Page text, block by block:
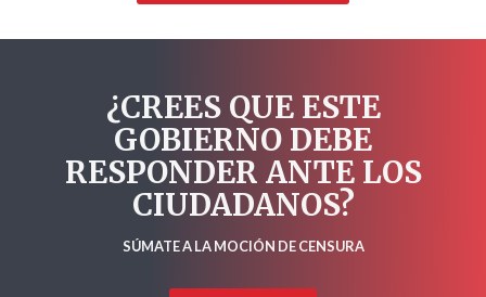
¿CREES QUE ESTE
GOBIERNO DEBE
RESPONDER ANTE LOS
CIUDADANOS?
SÚMATE A LA MOCIÓN DE CENSURA